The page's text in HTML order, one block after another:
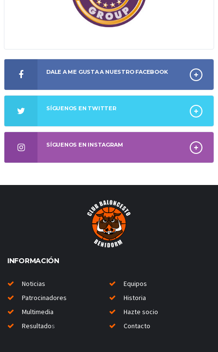
DALE A ME GUSTA A NUESTRO FACEBOOK
SÍGUENOS EN TWITTER
SÍGUENOS EN INSTAGRAM
INFORMACIÓN
Noticias
Equipos
Patrocinadores
Historia
Multimedia
Hazte socio
Resultados Contacto